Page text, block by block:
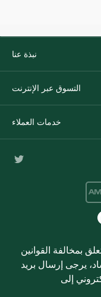
نبذة عنا
التسوق عبر الإنترنت
خدمات العملاء
بمخالفة القوانين
يرجى إرسال بريد